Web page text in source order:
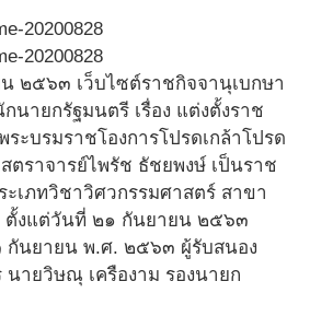
๒๕๖๓ เว็บไซต์ราชกิจจานุเบกษา
กนายกรัฐมนตรี เรื่อง แต่งตั้งราช
บรมราชโองการโปรดเกล้าโปรด
ตราจารย์ไพรัช ธัชยพงษ์ เป็นราช
เภทวิชาวิศวกรรมศาสตร์ สาขา
ตั้งแต่วันที่ ๒๑ กันยายน ๒๕๖๓
นยายน พ.ศ. ๒๕๖๓ ผู้รับสนอง
นายวิษณุ เครืองาม รองนายก